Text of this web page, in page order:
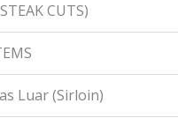
CUTS)
Luar (Sirloin)